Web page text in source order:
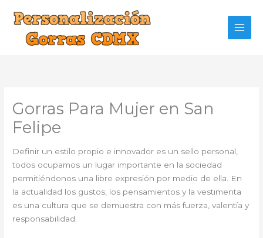
contenido
Gorras Para Mujer en San
Felipe
Definir un estilo propio e innovador es un sello personal,
todos ocupamos un lugar importante en la sociedad
permitiéndonos una libre expresión por medio de ella. En
la actualidad los gustos, los pensamientos y la vestimenta
es una cultura que se demuestra con más fuerza, valentía y
responsabilidad.